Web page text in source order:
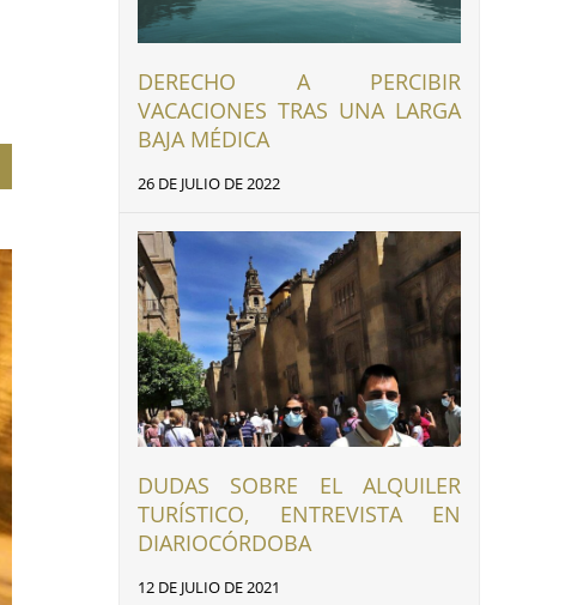
DERECHO A PERCIBIR
VACACIONES TRAS UNA LARGA
BAJA MÉDICA
26 DE JULIO DE 2022
DUDAS SOBRE EL ALQUILER
TURÍSTICO, ENTREVISTA EN
DIARIOCÓRDOBA
12 DE JULIO DE 2021